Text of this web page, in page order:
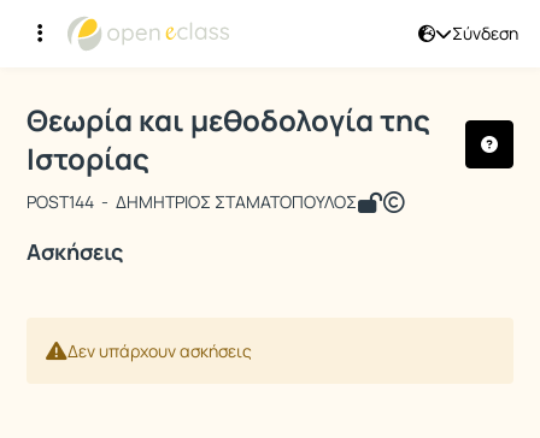
Σύνδεση
Μάθημα : Θεωρία και μεθοδολογία
Κωδικός : POST144
Θεωρία και μεθοδολογία της
Ιστορίας
POST144 - ΔΗΜΗΤΡΙΟΣ ΣΤΑΜΑΤΟΠΟΥΛΟΣ
Ασκήσεις
Δεν υπάρχουν ασκήσεις